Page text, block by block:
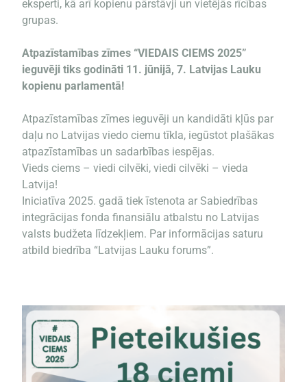
eksperti, kā arī kopienu pārstāvji un vietējās rīcības
grupas.
Atpazīstamības zīmes “VIEDAIS CIEMS 2025”
ieguvēji tiks godināti 11. jūnijā, 7. Latvijas Lauku
kopienu parlamentā!
Atpazīstamības zīmes ieguvēji un kandidāti kļūs par
daļu no Latvijas viedo ciemu tīkla, iegūstot plašākas
atpazīstamības un sadarbības iespējas.
Vieds ciems – viedi cilvēki, viedi cilvēki – vieda
Latvija!
Iniciatīva 2025. gadā tiek īstenota ar Sabiedrības
integrācijas fonda finansiālu atbalstu no Latvijas
valsts budžeta līdzekļiem. Par informācijas saturu
atbild biedrība “Latvijas Lauku forums”.